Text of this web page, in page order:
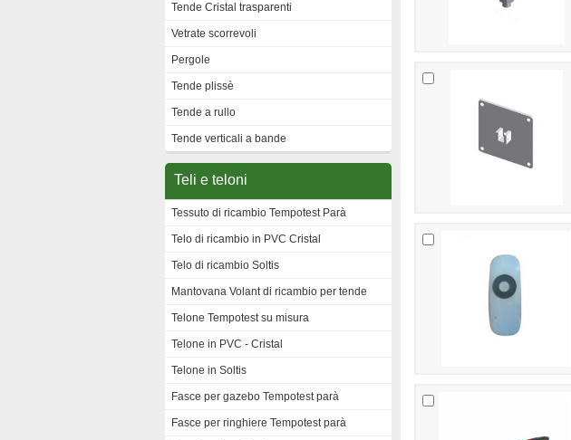
Tende Cristal trasparenti
Vetrate scorrevoli
Pergole
Tende plissè
Tende a rullo
Tende verticali a bande
Teli e teloni
Tessuto di ricambio Tempotest Parà
Telo di ricambio in PVC Cristal
Telo di ricambio Soltis
Mantovana Volant di ricambio per tende
Telone Tempotest su misura
Telone in PVC - Cristal
Telone in Soltis
Fasce per gazebo Tempotest parà
Fasce per ringhiere Tempotest parà